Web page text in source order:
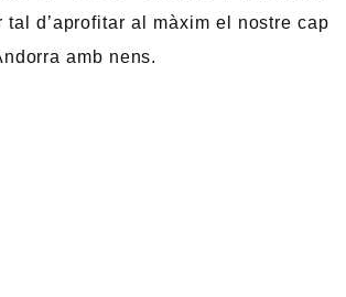
tal d’aprofitar al màxim el nostre cap
amb nens.